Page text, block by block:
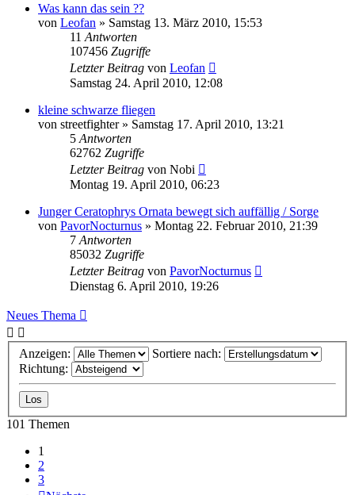
Was kann das sein ??
von Leofan » Samstag 13. März 2010, 15:53
11 Antworten
107456 Zugriffe
Letzter Beitrag von Leofan
Samstag 24. April 2010, 12:08
kleine schwarze fliegen
von streetfighter» Samstag 17. April 2010, 13:21
5 Antworten
62762 Zugriffe
Letzter Beitrag von Nobi
Montag 19. April 2010, 06:23
Junger Ceratophrys Ornata bewegt sich auffällig / Sorge
von PavorNocturnus » Montag 22. Februar 2010, 21:39
7 Antworten
85032 Zugriffe
Letzter Beitrag von PavorNocturnus
Dienstag 6. April 2010, 19:26
Neues Thema
Anzeigen:
Sortiere nach:
Richtung:
101 Themen
1
2
3